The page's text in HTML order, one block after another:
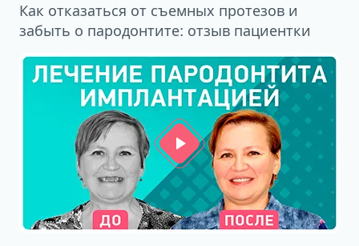
Как отказаться от съемных протезов и
забыть о пародонтите: отзыв пациентки